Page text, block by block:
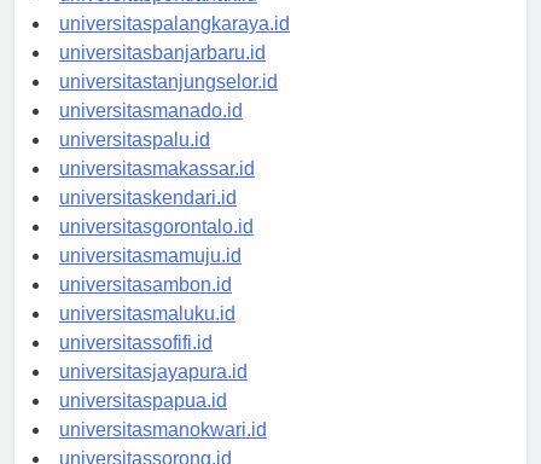
universitaspontianak.id
universitaspalangkaraya.id
universitasbanjarbaru.id
universitastanjungselor.id
universitasmanado.id
universitaspalu.id
universitasmakassar.id
universitaskendari.id
universitasgorontalo.id
universitasmamuju.id
universitasambon.id
universitasmaluku.id
universitassofifi.id
universitasjayapura.id
universitaspapua.id
universitasmanokwari.id